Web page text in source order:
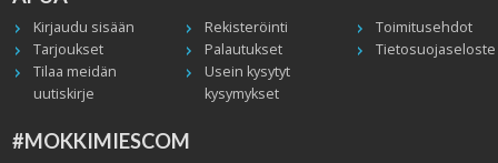
Kirjaudu sisään Rekisteröinti
Toimitusehdot
Tarjoukset
Palautukset
Tietosuojaseloste
Tilaa meidän
uutiskirje
Usein kysytyt
kysymykset
#MOKKIMIESCOM